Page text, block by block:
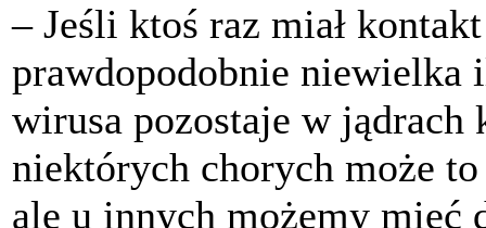
– Jeśli ktoś raz miał
prawdopodobnie niewielka
wirusa pozostaje w
niektórych chorych może
ale u innych możemy mieć